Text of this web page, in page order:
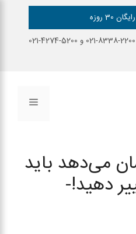
30 روزه
2200-8338-021 و 5200-4274-021
فهرست
می‌دهد باید
دهید!-